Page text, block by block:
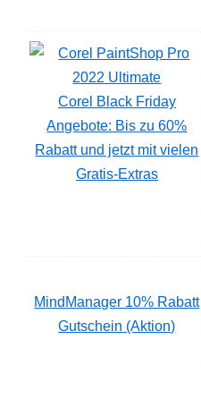
Corel Black Friday
Angebote: Bis zu 60%
Rabatt und jetzt mit vielen
Gratis-Extras
MindManager 10% Rabatt
Gutschein (Aktion)